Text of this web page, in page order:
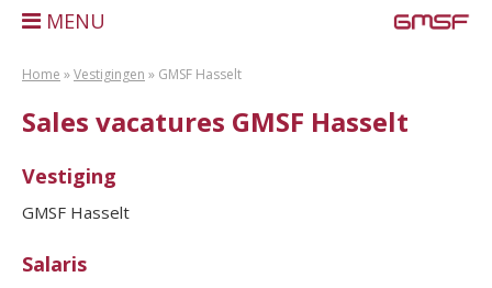
MENU
Home »Vestigingen » GMSF Hasselt
Sales vacatures GMSF Hasselt
Vestiging
GMSF Hasselt
Salaris